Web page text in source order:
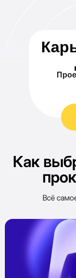
Как
Всё